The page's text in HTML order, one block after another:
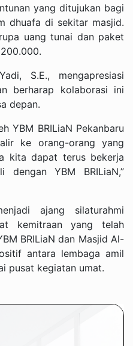
yang ditujukan bagi
dhuafa di sekitar masjid.
uang tunai dan paket
S.E., mengapresiasi
berharap kolaborasi ini
depan.
YBM BRILiaN Pekanbaru
ke orang-orang yang
kita dapat terus bekerja
YBM BRILiaN,”
ajang silaturahmi
kemitraan yang telah
BRILiaN dan Masjid Al-
antara lembaga amil
pusat kegiatan umat.